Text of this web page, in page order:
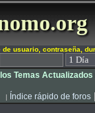
de usuario, contraseña,
Temas
| Índice rápido de foros |